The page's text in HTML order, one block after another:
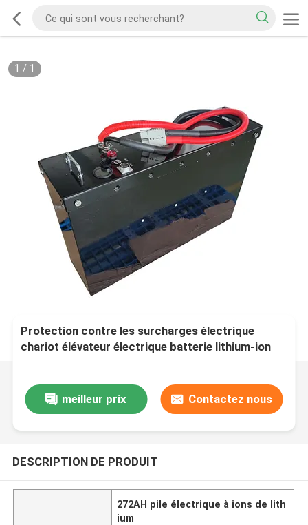
1 / 1
Protection contre les surcharges électrique
chariot élévateur électrique batterie lithium-ion
meilleur prix Contactez nous
DESCRIPTION DE PRODUIT
272AH pile électrique à ions de lith
ium